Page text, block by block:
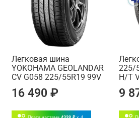
Легковая шина
YOKOHAMA GEOLANDAR
CV G058 225/55R19 99V
16 490 ₽
225/
H/T
9